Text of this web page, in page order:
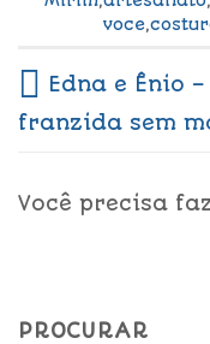
voce,
Edna e Ênio
franzida sem
Você precisa
PROCURAR